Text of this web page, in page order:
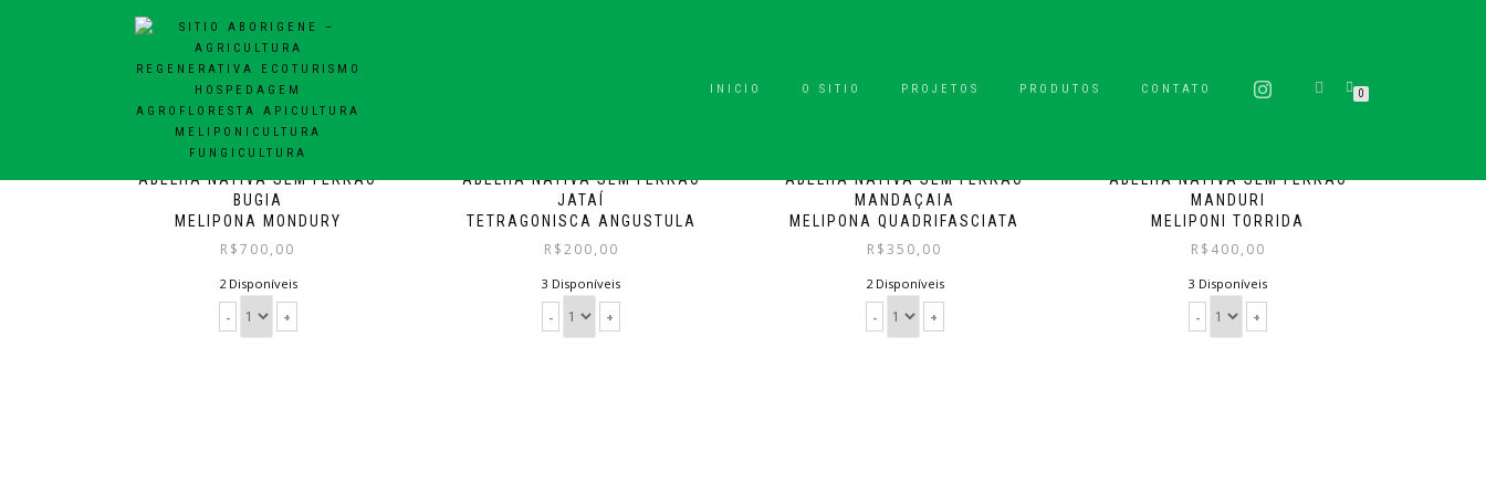
INICIO O SITIO PROJETOS PRODUTOS CONTATO 0
ABELHA NATIVA SEM FERRÃO
BUGIA
MELIPONA MONDURY
R$700,00
2 Disponíveis
-
+
ABELHA NATIVA SEM FERRÃO
JATAÍ
TETRAGONISCA ANGUSTULA
R$200,00
3 Disponíveis
-
+
ABELHA NATIVA SEM FERRÃO
MANDAÇAIA
MELIPONA QUADRIFASCIATA
R$350,00
2 Disponíveis
-
+
ABELHA NATIVA SEM FERRÃO
MANDURI
MELIPONI TORRIDA
R$ 400,00
3 Disponíveis
-
+